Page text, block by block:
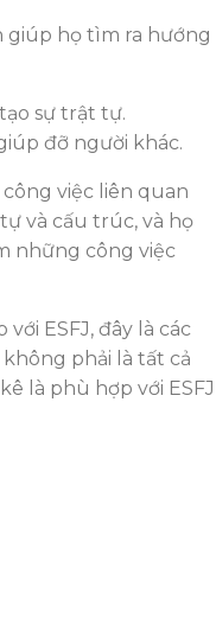
giúp họ tìm ra hướng
sự trật tự.
đỡ người khác.
công việc liên quan
và cấu trúc, và họ
những công việc
ESFJ, đây là các
phải là tất cả
là phù hợp với ESFJ